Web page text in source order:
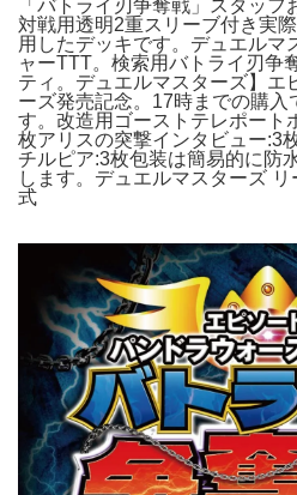
「バトライ刃争奪戦」スタッフ
対戦用透明2重スリーブ付き実
用したデッキです。デュエルマ
ャーTTT。検索用バトライ刃争
ティ。デュエルマスターズ】エ
ーズ発売記念。17時までの購入
す。改造用ゴーストテレポート
枚アリスの突撃インタビュー:3
チルピア:3枚包装は簡易的に防
します。デュエルマスターズ
式